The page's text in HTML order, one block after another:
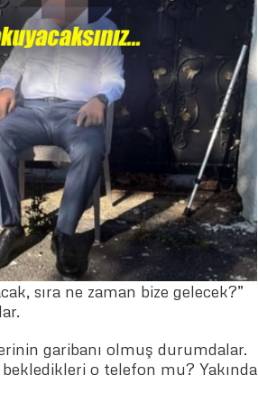
sıra ne zaman bize gelecek?”
garibanı olmuş durumdalar.
bekledikleri o telefon mu? Yakında